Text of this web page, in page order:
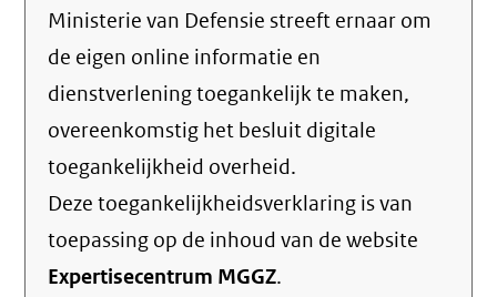
Ministerie van Defensie streeft ernaar om
de eigen online informatie en
dienstverlening toegankelijk te maken,
overeenkomstig het besluit digitale
toegankelijkheid overheid.
Deze toegankelijkheidsverklaring is van
toepassing op de inhoud van de website
Expertisecentrum MGGZ.